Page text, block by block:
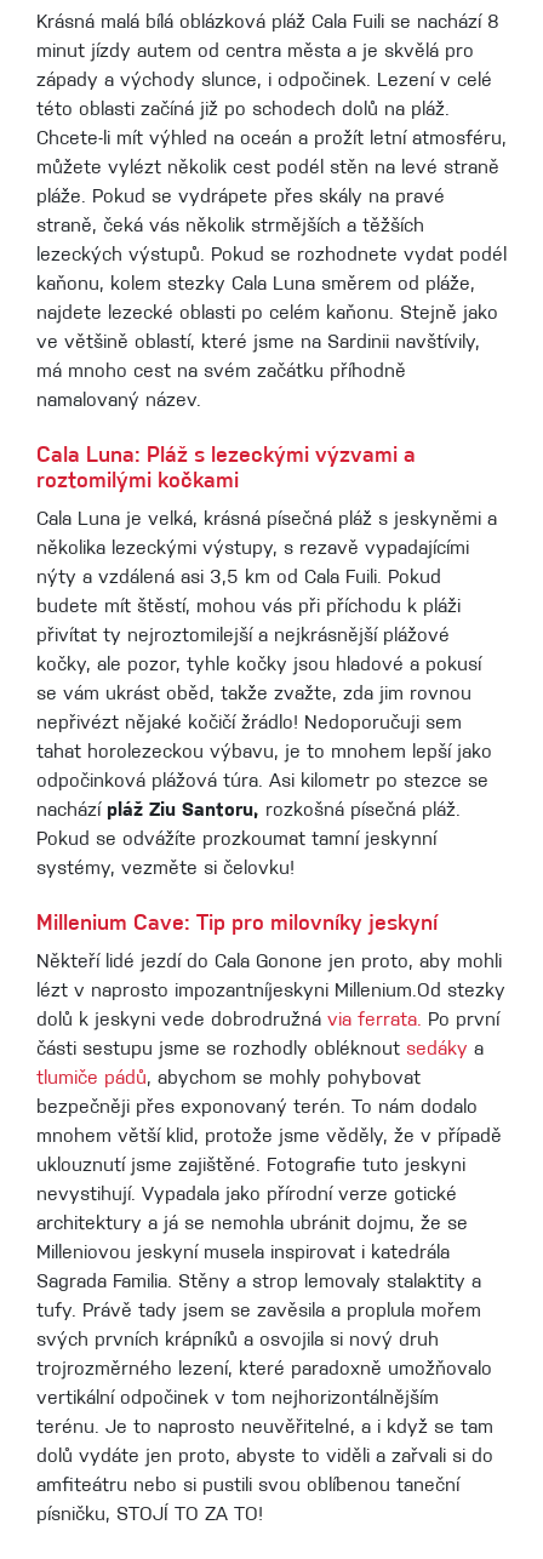
Krásná malá bílá oblázková pláž Cala Fuili se nachází 8
minut jízdy autem od centra města a je skvělá pro
západy a východy slunce, i odpočinek. Lezení v celé
této oblasti začíná již po schodech dolů na pláž.
Chcete-li mít výhled na oceán a prožít letní atmosféru,
můžete vylézt několik cest podél stěn na levé straně
pláže. Pokud se vydrápete přes skály na pravé
straně, čeká vás několik strmějších a těžších
lezeckých výstupů. Pokud se rozhodnete vydat podél
kaňonu, kolem stezky Cala Luna směrem od pláže,
najdete lezecké oblasti po celém kaňonu. Stejně jako
ve většině oblastí, které jsme na Sardinii navštívily,
má mnoho cest na svém začátku příhodně
namalovaný název.
Cala Luna: Pláž s lezeckými výzvami a
roztomilými kočkami
Cala Luna je velká, krásná písečná pláž s jeskyněmi a
několika lezeckými výstupy, s rezavě vypadajícími
nýty a vzdálená asi 3,5 km od Cala Fuili. Pokud
budete mít štěstí, mohou vás při příchodu k pláži
přivítat ty nejroztomilejší a nejkrásnější plážové
kočky, ale pozor, tyhle kočky jsou hladové a pokusí
se vám ukrást oběd, takže zvažte, zda jim rovnou
nepřivézt nějaké kočičí žrádlo! Nedoporučuji sem
tahat horolezeckou výbavu, je to mnohem lepší jako
odpočinková plážová túra. Asi kilometr po stezce se
nachází pláž Ziu Santoru, rozkošná písečná pláž.
Pokud se odvážíte prozkoumat tamní jeskynní
systémy, vezměte si čelovku!
Millenium Cave: Tip pro milovníky jeskyní
Někteří lidé jezdí do Cala Gonone jen proto, aby mohli
lézt v naprosto impozantníjeskyni Millenium.Od stezky
dolů k jeskyni vede dobrodružná via ferrata. Po první
části sestupu jsme se rozhodly obléknout sedáky a
tlumiče pádů, abychom se mohly pohybovat
bezpečněji přes exponovaný terén. To nám dodalo
mnohem větší klid, protože jsme věděly, že v případě
uklouznutí jsme zajištěné. Fotografie tuto jeskyni
nevystihují. Vypadala jako přírodní verze gotické
architektury a já se nemohla ubránit dojmu, že se
Milleniovou jeskyní musela inspirovat i katedrála
Sagrada Familia. Stěny a strop lemovaly stalaktity a
tufy. Právě tady jsem se zavěsila a proplula mořem
svých prvních krápníků a osvojila si nový druh
trojrozměrného lezení, které paradoxně umožňovalo
vertikální odpočinek v tom nejhorizontálnějším
terénu. Je to naprosto neuvěřitelné, a i když se tam
dolů vydáte jen proto, abyste to viděli a zařvali si do
amfiteátru nebo si pustili svou oblíbenou taneční
písničku, STOJÍ TO ZA TO!